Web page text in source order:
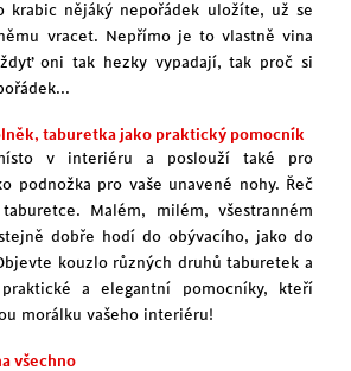
krabic nějáký nepořádek uložíte, už se
vracet. Nepřímo je to vlastně vina
oni tak hezky vypadají, tak proč si
taburetka jako praktický pomocník
v interiéru a poslouží také pro
podnožka pro vaše unavené nohy. Řeč
Malém, milém, všestranném
dobře hodí do obývacího, jako do
kouzlo různých druhů taburetek a
a elegantní pomocníky, kteří
morálku vašeho interiéru!
všechno